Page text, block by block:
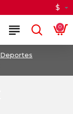
$
0
Deportes